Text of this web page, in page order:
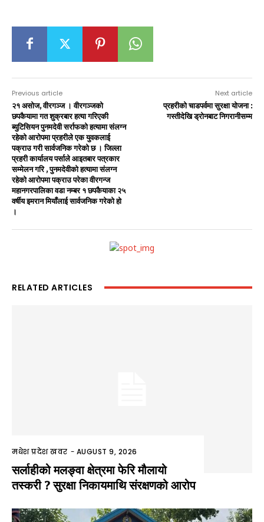
Previous article
२१ असाेज, वीरगञ्ज । वीरगञ्जको
छपकैयामा गत शुक्रबार हत्या गरिएकी
ब्युटिसियन पुनमदेवी सर्राफको हत्यामा संलग्न
रहेको आरोपमा प्रहरीले एक युवकलाई
पक्राउ गरी सार्वजनिक गरेको छ । जिल्ला
प्रहरी कार्यालय पर्साले आइतबार पत्रकार
सम्मेलन गरि , पुनमदेवीको हत्यामा संलग्न
रहेको आरोपमा पक्राउ परेका वीरगन्ज
महानगरपालिका वडा नम्बर १ छपकैयाका २५
वर्षीय इमरान मियाँलाई सार्वजनिक गरेको हो
।
Next article
प्रहरीको चाडपर्वमा सुरक्षा योजना :
गस्तीदेखि ड्रोनबाट निगरानीसम्म
RELATED ARTICLES
मधेश प्रदेश खवर - AUGUST 9, 2026
सर्लाहीको मलङ्वा क्षेत्रमा फेरि मौलायो
तस्करी ? सुरक्षा निकायमाथि संरक्षणको आरोप